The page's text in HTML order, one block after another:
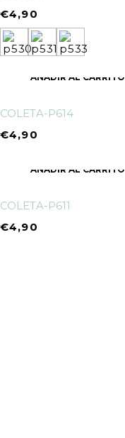
€4,90
AÑADIR AL CARRITO
COLETA-P614
€4,90
AÑADIR AL CARRITO
COLETA-P611
€4,90